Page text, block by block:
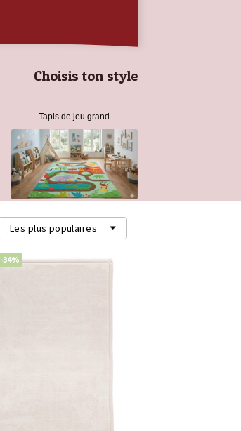
Tapis de jeu grand
Choisis ton style
Les plus populaires
Les plus populaires
-34%